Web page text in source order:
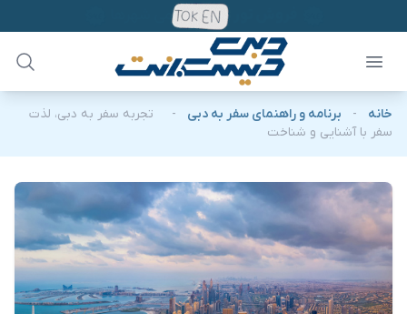
خانه - برنامه و راهنمای سفر به دبی -
تجربه سفر به دبی، لذت
سفر با آشنایی و شناخت